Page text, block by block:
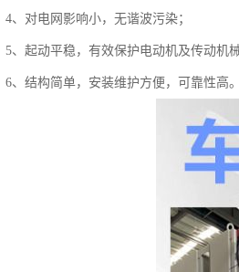
4、对电网影响小，无谐波污染；
5、起动平稳，有效保护电动机及传动机
6、结构简单，安装维护方便，可靠性高。